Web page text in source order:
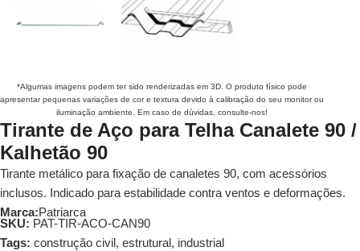
*Algumas imagens podem ter sido renderizadas em 3D. O produto físico pode
apresentar pequenas variações de cor e textura devido à calibração do seu monitor ou
iluminação ambiente. Em caso de dúvidas, consulte-nos!
Tirante de Aço para Telha Canalete 90 /
Kalhetão 90
Tirante metálico para fixação de canaletes 90, com acessórios
inclusos. Indicado para estabilidade contra ventos e deformações.
Marca:Patriarca
SKU: PAT-TIR-ACO-CAN90
Tags: construção civil, estrutural, industrial